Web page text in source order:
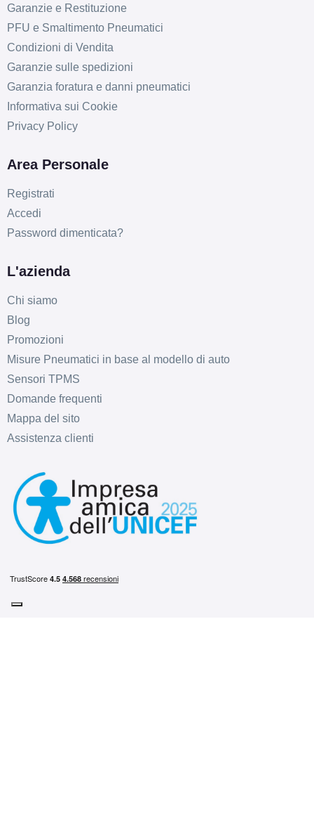
Garanzie e Restituzione
PFU e Smaltimento Pneumatici
Condizioni di Vendita
Garanzie sulle spedizioni
Garanzia foratura e danni pneumatici
Informativa sui Cookie
Privacy Policy
Area Personale
Registrati
Accedi
Password dimenticata?
L'azienda
Chi siamo
Blog
Promozioni
Misure Pneumatici in base al modello di auto
Sensori TPMS
Domande frequenti
Mappa del sito
Assistenza clienti